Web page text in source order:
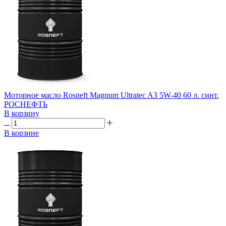
Моторное масло Rosneft Magnum Ultratec A3 5W-40 60 л. синт.
РОСНЕФТЬ
В корзину
В корзине